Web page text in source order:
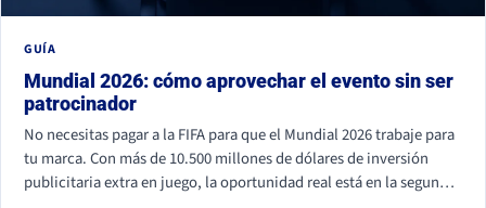
GUÍA
Mundial 2026: cómo aprovechar el evento sin ser
patrocinador
No necesitas pagar a la FIFA para que el Mundial 2026 trabaje para
tu marca. Con más de 10.500 millones de dólares de inversión
publicitaria extra en juego, la oportunidad real está en la segunda